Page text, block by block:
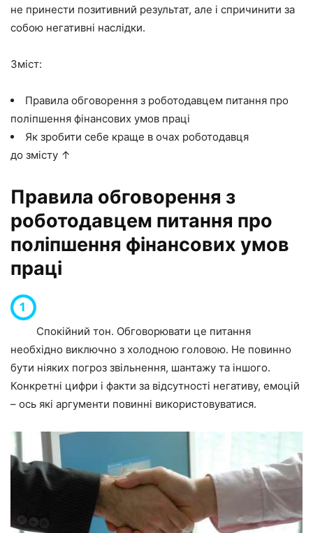
не принести позитивний результат, але і спричинити за
собою негативні наслідки.
Зміст:
Правила обговорення з роботодавцем питання про
поліпшення фінансових умов праці
Як зробити себе краще в очах роботодавця
до змісту ↑
Правила обговорення з
роботодавцем питання про
поліпшення фінансових умов
праці
Спокійний тон. Обговорювати це питання
необхідно виключно з холодною головою. Не повинно
бути ніяких погроз звільнення, шантажу та іншого.
Конкретні цифри і факти за відсутності негативу, емоцій
– ось які аргументи повинні використовуватися.